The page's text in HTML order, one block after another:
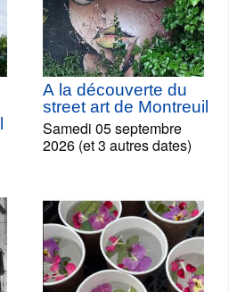
A la découverte du
street art de Montreuil
Samedi 05 septembre
2026 (et 3 autres dates)